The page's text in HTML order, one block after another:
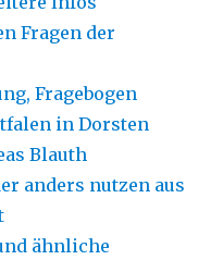
Fragen der
Fragebogen
in Dorsten
Blauth
anders nutzen aus
ähnliche